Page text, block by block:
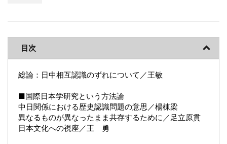
目次
総論：日中相互認識のずれについて／王敏
■国際日本学研究という方法論
中日関係における歴史認識問題の意思／楊棟梁
異なるものが異なったまま共存するために／足立原貫
日本文化への視座／王 勇